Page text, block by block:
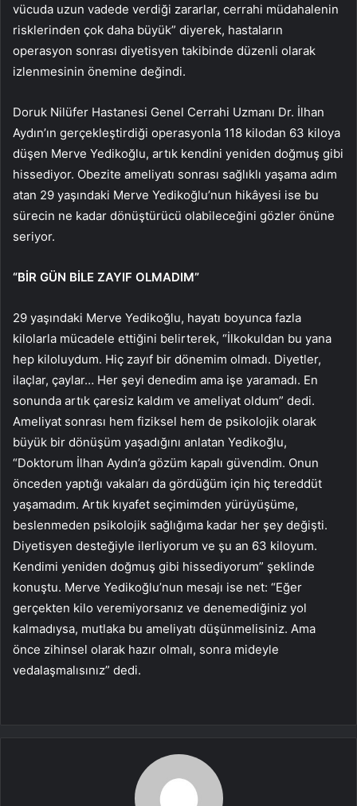
vücuda uzun vadede verdiği zararlar, cerrahi müdahalenin
risklerinden çok daha büyük” diyerek, hastaların
operasyon sonrası diyetisyen takibinde düzenli olarak
izlenmesinin önemine değindi.
Doruk Nilüfer Hastanesi Genel Cerrahi Uzmanı Dr. İlhan
Aydın’ın gerçekleştirdiği operasyonla 118 kilodan 63 kiloya
düşen Merve Yedikoğlu, artık kendini yeniden doğmuş gibi
hissediyor. Obezite ameliyatı sonrası sağlıklı yaşama adım
atan 29 yaşındaki Merve Yedikoğlu’nun hikâyesi ise bu
sürecin ne kadar dönüştürücü olabileceğini gözler önüne
seriyor.
“BİR GÜN BİLE ZAYIF OLMADIM”
29 yaşındaki Merve Yedikoğlu, hayatı boyunca fazla
kilolarla mücadele ettiğini belirterek, “İlkokuldan bu yana
hep kiloluydum. Hiç zayıf bir dönemim olmadı. Diyetler,
ilaçlar, çaylar… Her şeyi denedim ama işe yaramadı. En
sonunda artık çaresiz kaldım ve ameliyat oldum” dedi.
Ameliyat sonrası hem fiziksel hem de psikolojik olarak
büyük bir dönüşüm yaşadığını anlatan Yedikoğlu,
“Doktorum İlhan Aydın’a gözüm kapalı güvendim. Onun
önceden yaptığı vakaları da gördüğüm için hiç tereddüt
yaşamadım. Artık kıyafet seçimimden yürüyüşüme,
beslenmeden psikolojik sağlığıma kadar her şey değişti.
Diyetisyen desteğiyle ilerliyorum ve şu an 63 kiloyum.
Kendimi yeniden doğmuş gibi hissediyorum” şeklinde
konuştu. Merve Yedikoğlu’nun mesajı ise net: “Eğer
gerçekten kilo veremiyorsanız ve denemediğiniz yol
kalmadıysa, mutlaka bu ameliyatı düşünmelisiniz. Ama
önce zihinsel olarak hazır olmalı, sonra mideyle
vedalaşmalısınız” dedi.